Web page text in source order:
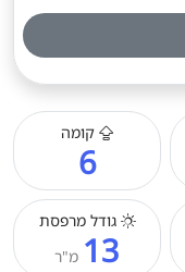
קומה
6
גודל מרפסת
13 מ"ר